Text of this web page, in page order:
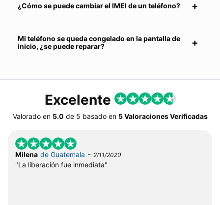
¿Cómo se puede cambiar el IMEI de un teléfono?
Mi teléfono se queda congelado en la pantalla de
inicio, ¿se puede reparar?
Excelente
Valorado en 5.0 de 5 basado en 5 Valoraciones Verificadas
Milena de Guatemala - 2/11/2020
"La liberación fue inmediata"